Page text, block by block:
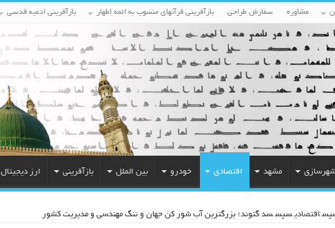
مشاوره سفارش طراحی بازآفرینی قرآنهای منسوب به ائمه اطهار بازآفرینی ادعیه قدسی
شهرسازی مشهد اقتصادی خودرو بین الملل بازآفرینی ارز دیجیتال
اقتصادی سپس سد گتوند؛ بزرگترین آب شور کن جهان و ننگ مهندسی و مدیریت کشور